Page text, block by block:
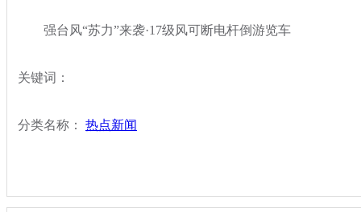
强台风“苏力”来袭·17级风可断电杆倒游览车
关键词：
分类名称： 热点新闻